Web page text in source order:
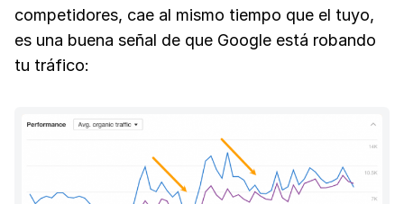
competidores, cae al mismo tiempo que el tuyo,
es una buena señal de que Google está robando
tu tráfico: